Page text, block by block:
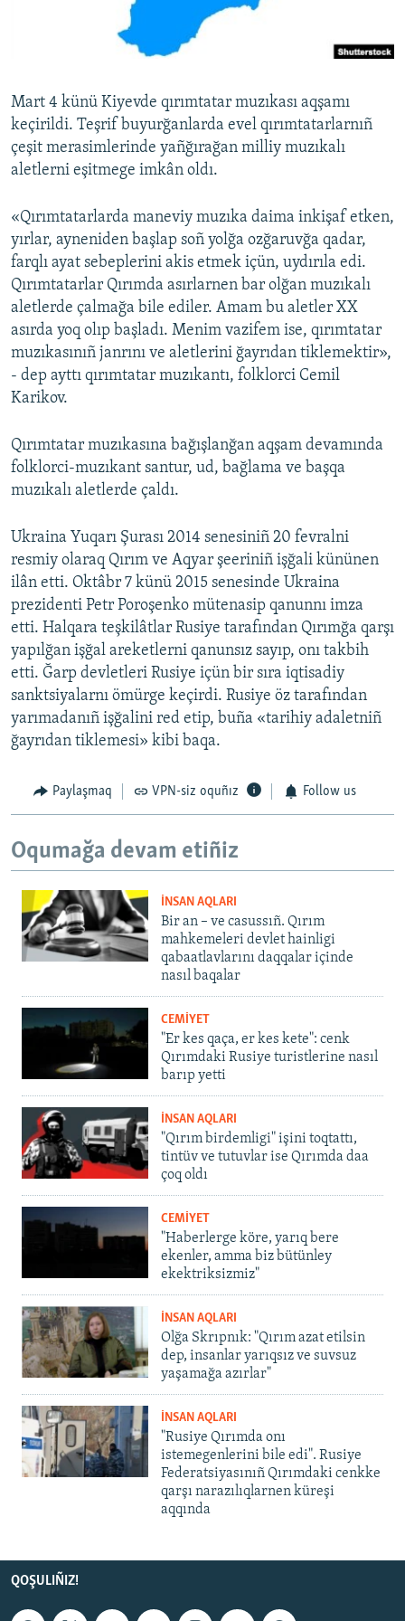
QOŞULIÑIZ!
Mart 4 künü Kiyevde qırımtatar muzıkası aqşamı
keçirildi. Teşrif buyurğanlarda evel qırımtatarlarnıñ
çeşit merasimlerinde yañğırağan milliy muzıkalı
aletlerni eşitmege imkân oldı.
«Qırımtatarlarda maneviy muzıka daima inkişaf etken,
yırlar, ayneniden başlap soñ yolğa ozğaruvğa qadar,
farqlı ayat sebeplerini akis etmek içün, uydırıla edi.
Qırımtatarlar Qırımda asırlarnen bar olğan muzıkalı
aletlerde çalmağa bile ediler. Amam bu aletler XX
asırda yoq olıp başladı. Menim vazifem ise, qırımtatar
muzıkasınıñ janrını ve aletlerini ğayrıdan tiklemektir»,
- dep ayttı qırımtatar muzıkantı, folklorci Cemil
Karikov.
Qırımtatar muzıkasına bağışlanğan aqşam devamında
folklorci-muzıkant santur, ud, bağlama ve başqa
muzıkalı aletlerde çaldı.
Ukraina Yuqarı Şurası 2014 senesiniñ 20 fevralni
resmiy olaraq Qırım ve Aqyar şeeriniñ işğali kününen
ilân etti. Oktâbr 7 künü 2015 senesinde Ukraina
prezidenti Petr Poroşenko mütenasip qanunnı imza
etti. Halqara teşkilâtlar Rusiye tarafından Qırımğa qarşı
yapılğan işğal areketlerni qanunsız sayıp, onı takbih
etti. Ğarp devletleri Rusiye içün bir sıra iqtisadiy
sanktsiyalarnı ömürge keçirdi. Rusiye öz tarafından
yarımadanıñ işğalini red etip, buña «tarihiy adaletniñ
ğayrıdan tiklemesi» kibi baqa.
Paylaşmaq VPN-siz oquñız Follow us
Oqumağa devam etiñiz
İNSAN AQLARI
Bir an – ve casussıñ. Qırım
mahkemeleri devlet hainligi
qabaatlavlarını daqqalar içinde
nasıl baqalar
CEMİYET
"Er kes qaça, er kes kete": cenk
Qırımdaki Rusiye turistlerine nasıl
barıp yetti
İNSAN AQLARI
"Qırım birdemligi" işini toqtattı,
tintüv ve tutuvlar ise Qırımda daa
çoq oldı
CEMİYET
"Haberlerge köre, yarıq bere
ekenler, amma biz bütünley
ekektriksizmiz"
İNSAN AQLARI
Olğa Skrıpnık: "Qırım azat etilsin
dep, insanlar yarıqsız ve suvsuz
yaşamağa azırlar"
İNSAN AQLARI
"Rusiye Qırımda onı
istemegenlerini bile edi". Rusiye
Federatsiyasınıñ Qırımdaki cenkke
qarşı narazılıqlarnen küreşi
aqqında
QOŞULIÑIZ!